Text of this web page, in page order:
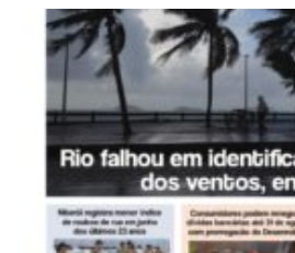
Ano X – Número 366 01 A
2026